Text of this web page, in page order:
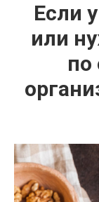
Если
или
по